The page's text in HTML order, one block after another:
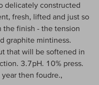
delicately constructed
fresh, lifted and just so
finish - the tension
graphite mintiness.
that will be softened in
3.7pH. 10% press.
then foudre.,